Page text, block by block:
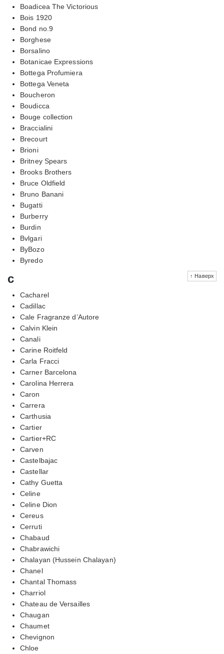
Boadicea The Victorious
Bois 1920
Bond no.9
Borghese
Borsalino
Botanicae Expressions
Bottega Profumiera
Bottega Veneta
Boucheron
Boudicca
Bouge collection
Braccialini
Brecourt
Brioni
Britney Spears
Brooks Brothers
Bruce Oldfield
Bruno Banani
Bugatti
Burberry
Burdin
Bvlgari
ByBozo
Byredo
↑ Наверх
c
Cacharel
Cadillac
Cale Fragranze d’Autore
Calvin Klein
Canali
Carine Roitfeld
Carla Fracci
Carner Barcelona
Carolina Herrera
Caron
Carrera
Carthusia
Cartier
Cartier+RC
Carven
Castelbajac
Castellar
Cathy Guetta
Celine
Celine Dion
Cereus
Cerruti
Chabaud
Chabrawichi
Chalayan (Hussein Chalayan)
Chanel
Chantal Thomass
Charriol
Chateau de Versailles
Chaugan
Chaumet
Chevignon
Chloe